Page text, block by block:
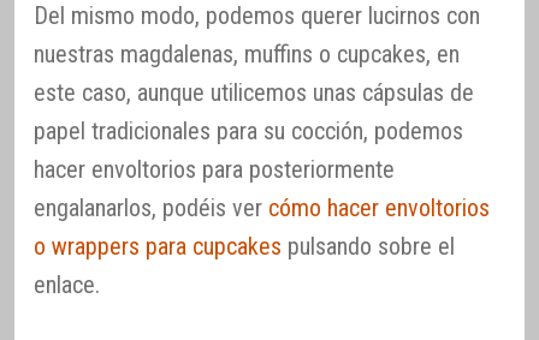
Del mismo modo, podemos querer lucirnos con
nuestras magdalenas, muffins o cupcakes, en
este caso, aunque utilicemos unas cápsulas de
papel tradicionales para su cocción, podemos
hacer envoltorios para posteriormente
engalanarlos, podéis ver cómo hacer envoltorios
o wrappers para cupcakes pulsando sobre el
enlace.